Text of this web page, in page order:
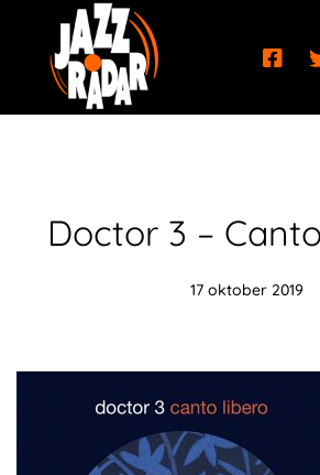
Doctor 3 –
17 oktober 2019